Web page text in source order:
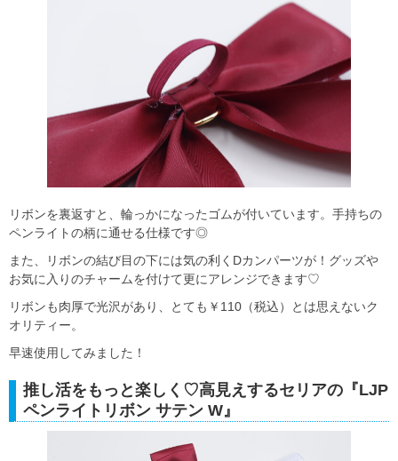
リボンを裏返すと、輪っかになったゴムが付いています。手持ちの
ペンライトの柄に通せる仕様です◎
また、リボンの結び目の下には気の利くDカンパーツが！グッズや
お気に入りのチャームを付けて更にアレンジできます♡
リボンも肉厚で光沢があり、とても￥110（税込）とは思えないク
オリティー。
早速使用してみました！
推し活をもっと楽しく♡高見えするセリアの『LJP
ペンライトリボン サテン W』